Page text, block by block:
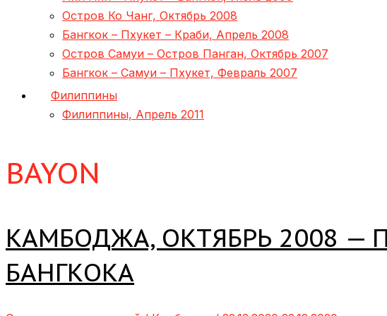
Остров Ко Чанг, Октябрь 2008
Бангкок – Пхукет – Краби, Апрель 2008
Остров Самуи – Остров Панган, Октябрь 2007
Бангкок – Самуи – Пхукет, Февраль 2007
Филиппины
Филиппины, Апрель 2011
BAYON
КАМБОДЖА, ОКТЯБРЬ 2008 —
БАНГКОКА